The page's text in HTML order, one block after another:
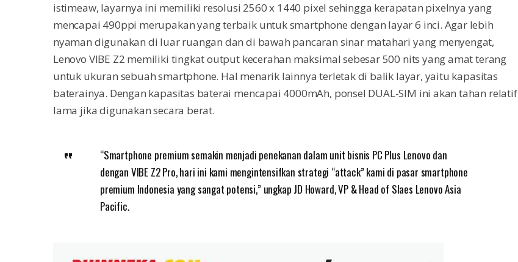
istimeaw, layarnya ini memiliki resolusi 2560 x 1440 pixel sehingga kerapatan pixelnya yang
mencapai 490ppi merupakan yang terbaik untuk smartphone dengan layar 6 inci. Agar lebih
nyaman digunakan di luar ruangan dan di bawah pancaran sinar matahari yang menyengat,
Lenovo VIBE Z2 memiliki tingkat output kecerahan maksimal sebesar 500 nits yang amat terang
untuk ukuran sebuah smartphone. Hal menarik lainnya terletak di balik layar, yaitu kapasitas
baterainya. Dengan kapasitas baterai mencapai 4000mAh, ponsel DUAL-SIM ini akan tahan relatif
lama jika digunakan secara berat.
“Smartphone premium semakin menjadi penekanan dalam unit bisnis PC Plus Lenovo dan
dengan VIBE Z2 Pro, hari ini kami mengintensifkan strategi “attack” kami di pasar smartphone
premium Indonesia yang sangat potensi,” ungkap JD Howard, VP & Head of Slaes Lenovo Asia
Pacific.